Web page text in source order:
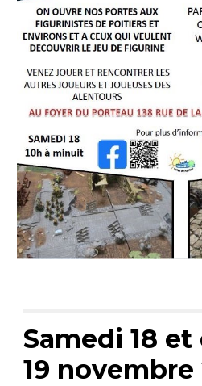
Samedi 18
19 novembre